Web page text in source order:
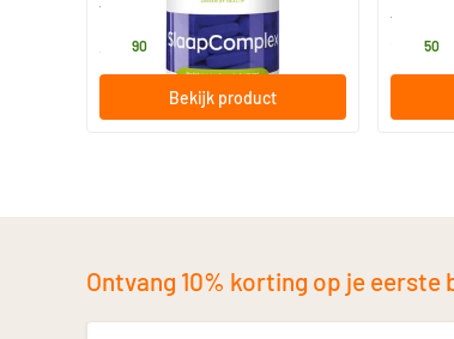
Vitakruid
39 90
Bekijk product
AOV
50
Ontvang 10% korting op je